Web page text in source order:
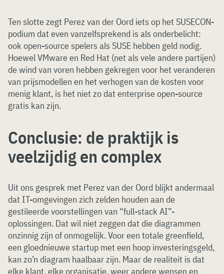
Ten slotte zegt Perez van der Oord iets op het SUSECON-
podium dat even vanzelfsprekend is als onderbelicht:
ook open-source spelers als SUSE hebben geld nodig.
Hoewel VMware en Red Hat (net als vele andere partijen)
de wind van voren hebben gekregen voor het veranderen
van prijsmodellen en het verhogen van de kosten voor
menig klant, is het niet zo dat enterprise open-source
gratis kan zijn.
Conclusie: de praktijk is
veelzijdig en complex
Uit ons gesprek met Perez van der Oord blijkt andermaal
dat IT-omgevingen zich zelden houden aan de
gestileerde voorstellingen van “full-stack AI”-
oplossingen. Dat wil niet zeggen dat die diagrammen
onzinnig zijn of onmogelijk. Voor een totale greenfield,
een gloednieuwe startup met een hoop investeringsgeld,
kan zo’n diagram haalbaar zijn. Maar de realiteit is dat
elke klant, elke organisatie, weer andere wensen en